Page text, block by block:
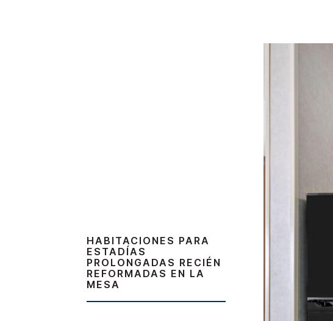
HABITACIONES PARA
ESTADÍAS
PROLONGADAS RECIÉN
REFORMADAS EN LA
MESA